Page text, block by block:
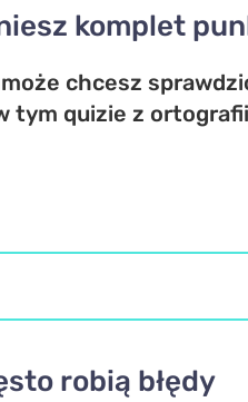
komplet
chcesz
tym quizie z
robią błędy